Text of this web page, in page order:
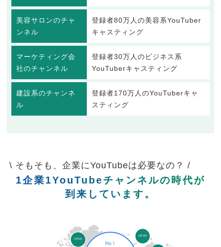
美容サロンのチャ
ンネル
登録者80万人の美容系YouTuber
キャスティング
マーケティング会
社のチャンネル
登録者30万人のビジネス系
YouTuberキャスティング
建設系のチャンネ
ル
登録者170万人のYouTuberキャ
スティング
\ そもそも、企業にYouTubeは必要なの？ /
1企業1YouTubeチャンネルの時代が
到来しています。